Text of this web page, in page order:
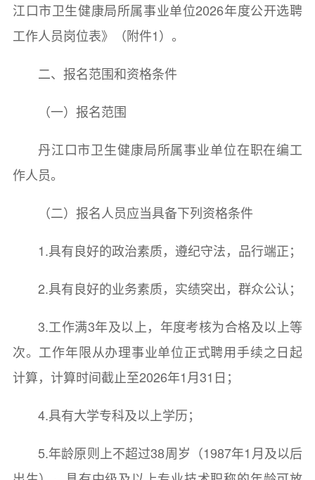
江口市卫生健康局所属事业单位2026年度公开选聘
工作人员岗位表》（附件1）。
二、报名范围和资格条件
（一）报名范围
丹江口市卫生健康局所属事业单位在职在编工
作人员。
（二）报名人员应当具备下列资格条件
1.具有良好的政治素质，遵纪守法，品行端正；
2.具有良好的业务素质，实绩突出，群众公认；
3.工作满3年及以上，年度考核为合格及以上等
次。工作年限从办理事业单位正式聘用手续之日起
计算，计算时间截止至2026年1月31日；
4.具有大学专科及以上学历；
5.年龄原则上不超过38周岁（1987年1月及以后